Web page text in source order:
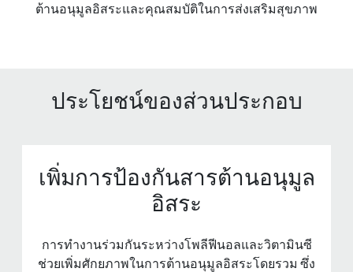
ต้านอนุมูลอิสระและคุณสมบัติในการส่งเสริมสุขภาพ
ประโยชน์ของส่วนประกอบ
เพิ่มการป้องกันสารต้านอนุมูล
อิสระ
การทํางานร่วมกันระหว่างโพลีฟีนอลและวิตามินซี
ช่วยเพิ่มศักยภาพในการต้านอนุมูลอิสระโดยรวม ซึ่ง